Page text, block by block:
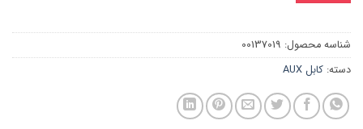
شناسه محصول: 00137019
دسته: کابل AUX